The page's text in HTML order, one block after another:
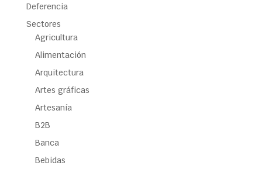
Deferencia
Sectores
Agricultura
Alimentación
Arquitectura
Artes gráficas
Artesanía
B2B
Banca
Bebidas